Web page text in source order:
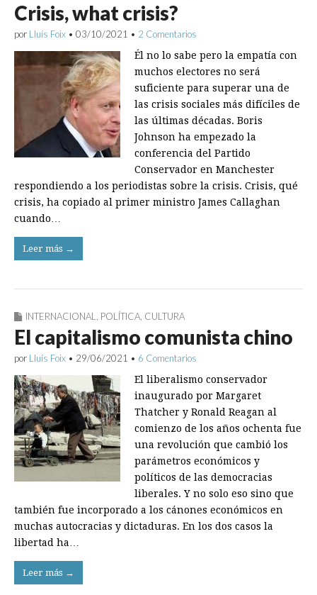
Crisis, what crisis?
por Lluís Foix • 03/10/2021 • 2 Comentarios
Él no lo sabe pero la empatía con
muchos electores no será
suficiente para superar una de
las crisis sociales más difíciles de
las últimas décadas. Boris
Johnson ha empezado la
conferencia del Partido
Conservador en Manchester
respondiendo a los periodistas sobre la crisis. Crisis, qué
crisis, ha copiado al primer ministro James Callaghan
cuando…
Leer más →
INTERNACIONAL POLÍTICA CULTURA
El capitalismo comunista chino
por Lluís Foix • 29/06/2021 • 6 Comentarios
El liberalismo conservador
inaugurado por Margaret
Thatcher y Ronald Reagan al
comienzo de los años ochenta fue
una revolución que cambió los
parámetros económicos y
políticos de las democracias
liberales. Y no solo eso sino que
también fue incorporado a los cánones económicos en
muchas autocracias y dictaduras. En los dos casos la
libertad ha…
Leer más →